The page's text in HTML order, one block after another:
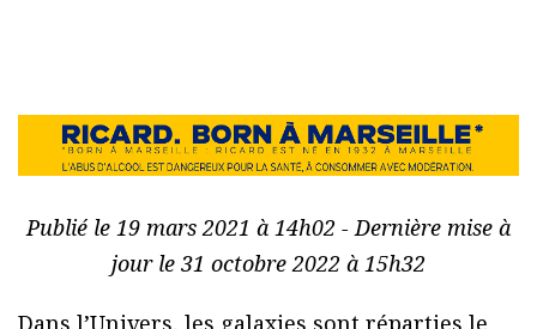
Publié le 19 mars 2021 à 14h02 - Dernière mise à
jour le 31 octobre 2022 à 15h32